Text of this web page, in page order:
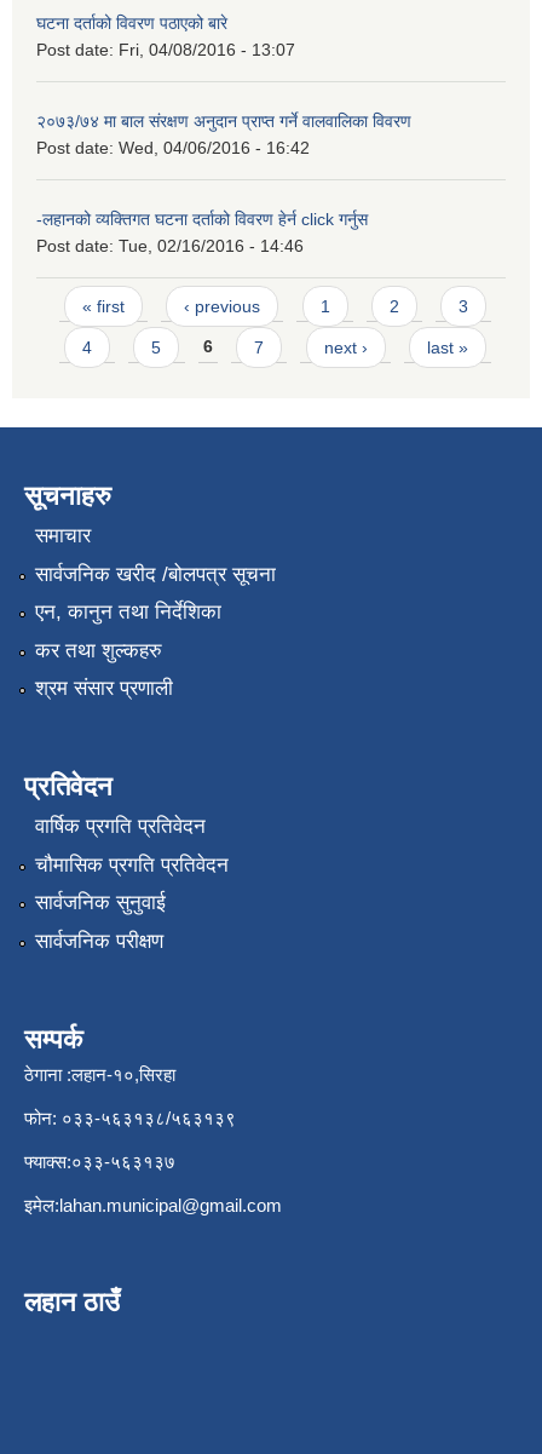
घटना दर्ताको विवरण पठाएको बारे
Post date: Fri, 04/08/2016 - 13:07
२०७३/७४ मा बाल संरक्षण अनुदान प्राप्त गर्ने वालवालिका विवरण
Post date: Wed, 04/06/2016 - 16:42
-लहानको व्यक्तिगत घटना दर्ताको विवरण हेर्न click गर्नुस
Post date: Tue, 02/16/2016 - 14:46
Pages
« first ‹ previous 1 2 3
4 5 6 7 next › last »
सूचनाहरु
समाचार
सार्वजनिक खरीद /बोलपत्र सूचना
एन, कानुन तथा निर्देशिका
कर तथा शुल्कहरु
श्रम संसार प्रणाली
प्रतिवेदन
वार्षिक प्रगति प्रतिवेदन
चौमासिक प्रगति प्रतिवेदन
सार्वजनिक सुनुवाई
सार्वजनिक परीक्षण
सम्पर्क
ठेगाना :लहान-१०,सिरहा
फोन: ०३३-५६३१३८/५६३१३९
फ्याक्स:०३३-५६३१३७
इमेल:lahan.municipal@gmail.com
लहान ठाउँ